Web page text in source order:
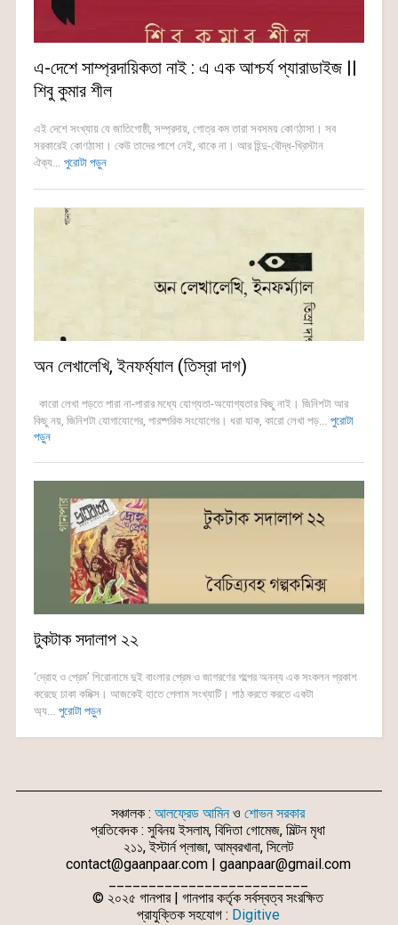
এ-দেশে সাম্প্রদায়িকতা নাই : এ এক আশ্চর্য প্যারাডাইজ ||
শিবু কুমার শীল
এই দেশে সংখ্যায় যে জাতিগোষ্ঠী, সম্প্রদায়, গোত্র কম তারা সবসময় কোণঠাসা। সব
সরকারেই কোণঠাসা। কেউ তাদের পাশে নেই, থাকে না। আর হিন্দু-বৌদ্ধ-খ্রিস্টান
ঐক্য... পুরোটা পড়ুন
অন লেখালেখি, ইনফর্ম্যাল (তিস্রা দাগ)
কারো লেখা পড়তে পারা না-পারার মধ্যে যোগ্যতা-অযোগ্যতার কিছু নাই। জিনিশটা আর
কিছু নয়, জিনিশটা যোগাযোগের, পারষ্পরিক সংযোগের। ধরা যাক, কারো লেখা পড়... পুরোটা
পড়ুন
টুকটাক সদালাপ ২২
‘দ্রোহ ও প্রেম’ শিরোনামে দুই বাংলার প্রেম ও জাগরণের গল্পের অনন্য এক সংকলন প্রকাশ
করেছে ঢাকা কমিক্স। আজকেই হাতে পেলাম সংখ্যাটি। পাঠ করতে করতে একটা
অ্য... পুরোটা পড়ুন
সঞ্চালক : আলফ্রেড আমিনও শোভন সরকার
প্রতিবেদক : সুবিনয় ইসলাম, বিদিতা গোমেজ, মিল্টন মৃধা
২১১, ইস্টার্ন প্লাজা, আম্বরখানা, সিলেট
contact@gaanpaar.com | gaanpaar@gmail.com
© ২০২৫ গানপার | গানপার কর্তৃক সর্বস্বত্ব সংরক্ষিত
প্রাযুক্তিক সহযোগ : Digitive